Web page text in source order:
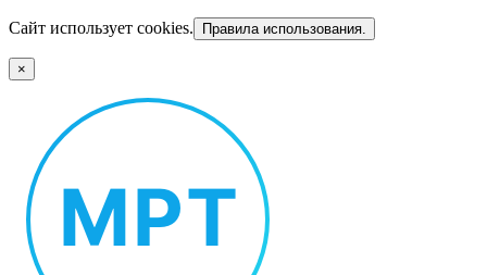
Сайт использует cookies. Правила использования.
×